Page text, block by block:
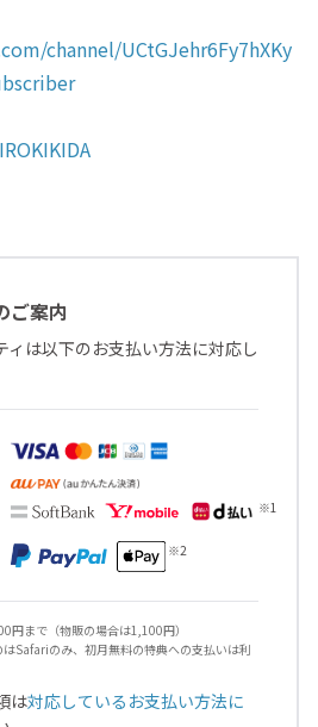
channel/UCtGJehr6Fy7hXKy
ご案内
ィは以下のお支払い方法に対応し
まで（物販の場合は1,100円）
Safariのみ、初月無料の特典への支払いは利
は対応しているお支払い方法に